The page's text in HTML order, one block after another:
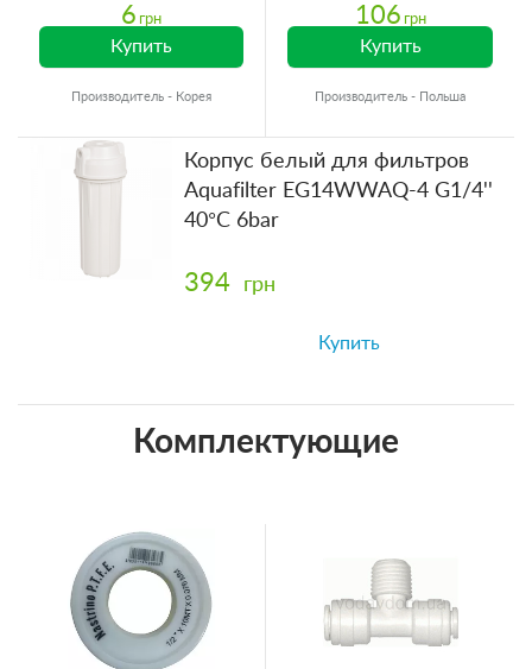
6 грн
Купить
Производитель - Корея
106 грн
Купить
Производитель - Польша
Корпус белый для фильтров
Aquafilter EG14WWAQ-4 G1/4''
40°C 6bar
394 грн
Купить
Комплектующие